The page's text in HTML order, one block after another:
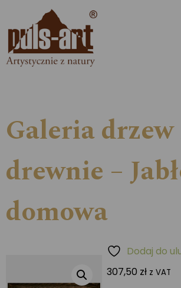
Galeria
drewnie –
domowa
307,50 zł z VAT
Dodaj do